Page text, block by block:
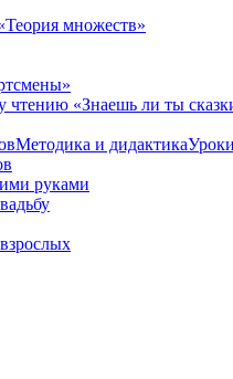
множеств»
чтению «Знаешь ли ты
Методика и дидактика
руками